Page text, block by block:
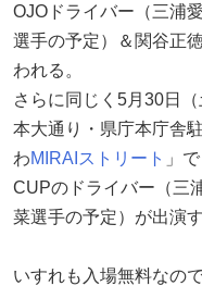
OJOドライバー（三浦
選手の予定）＆関谷正
われる。
さらに同じく5月30日
本大通り・県庁本庁舎
わMIRAI ストリート 」
CUPのドライバー（三
菜選手の予定）が出演す
いすれも入場無料なの